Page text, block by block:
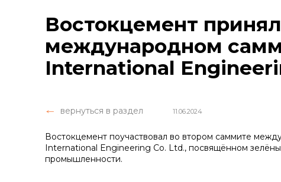
Востокцемент
международном
International
вернуться в раздел 11.06.2024
Востокцемент поучаствовал во втором саммите
International Engineering Co. Ltd., посвящённом
промышленности.